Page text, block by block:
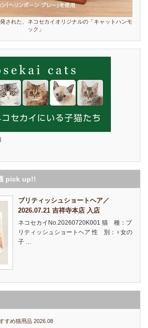
された、ネコセカイオリジナルの「キャットハンモ
ック」
pick up!!
ブリティッシュショートヘア／
2026.07.21 吉祥寺本店 入店
ネコセカイNo.20260720K001 猫 種：ブ
リティッシュショートヘア 性 別：♀女の
子 …
すめ猫用品 2026.08